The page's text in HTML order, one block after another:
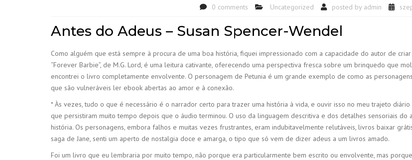
0 comments Uncategorized posted by admin
Antes do Adeus – Susan Spencer-Wendel
Como alguém que está sempre à procura de uma boa história, fiquei impressionado com a capacidade do autor de
“Forever Barbie”, de M.G. Lord, é uma leitura cativante, oferecendo uma perspectiva fresca sobre um brinquedo que
encontrei o livro completamente envolvente. O personagem de Petunia é um grande exemplo de como as
que são vulneráveis ler ebook abertas ao amor e à conexão.
* Às vezes, tudo o que é necessário é o narrador certo para trazer uma história à vida, e ouvir isso no meu trajeto
que persistiram muito tempo depois que o áudio terminou. O uso da linguagem descritiva e dos detalhes sensoriais
história. Os personagens, embora falhos e muitas vezes frustrantes, eram indubitavelmente relutáveis, livros baixar
saga de Jane, senti um aperto de nostalgia doce e amarga, o tipo que só vem de dizer adeus a um livros amado.
Foi um livro que eu lembraria por muito tempo, não porque era particularmente bem escrito ou envolvente, mas